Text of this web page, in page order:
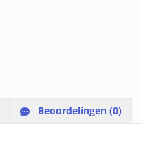
Beoordelingen (0)